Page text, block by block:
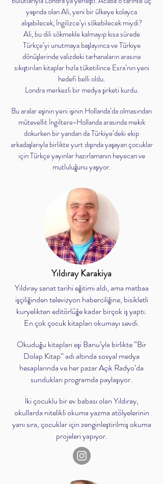
yaşında olan Ali, yeni bir ülkeye kolayca
alışabilecek, İngilizce’yi sökebilecek miydi?
Ali, bu dili sökmekle kalmayıp kısa sürede
Türkçe’yi unutmaya başlayınca ve Türkiye
dönüşlerinde valizdeki tarhanaların arasına
sıkıştırılan kitaplar hızla tüketilince Esra’nın yeni
hedefi belli oldu.
Londra merkezli bir medya şirketi kurdu.
Bu aralar eşinin yeni işinin Hollanda’da olmasından
mütevellit İngiltere-Hollanda arasında mekik
dokurken bir yandan da Türkiye’deki ekip
arkadaşlarıyla birlikte yurt dışında yaşayan çocuklar
için Türkçe yayınlar hazırlamanın heyecan ve
mutluluğunu yaşıyor.
Yıldıray Karakiya
Yıldıray sanat tarihi eğitimi aldı, ama matbaa
işçiliğinden televizyon haberciliğine, bisikletli
kuryelikten editörlüğe kadar birçok iş yaptı.
En çok çocuk kitapları okumayı sevdi.
Okuduğu kitapları eşi Banu’yla birlikte “Bir
Dolap Kitap” adı altında sosyal medya
hesaplarında ve her pazar Açık Radyo’da
sundukları programda paylaşıyor.
İki çocuklu bir ev babası olan Yıldıray,
okullarda nitelikli okuma yazma atölyelerinin
yanı sıra, çocuklar için zenginleştirilmiş okuma
projeleri yapıyor.